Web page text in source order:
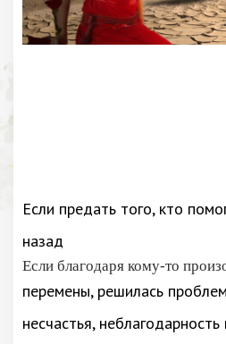
Если предать того, кто
назад
Если благодаря кому-то
перемены, решилась
несчастья,